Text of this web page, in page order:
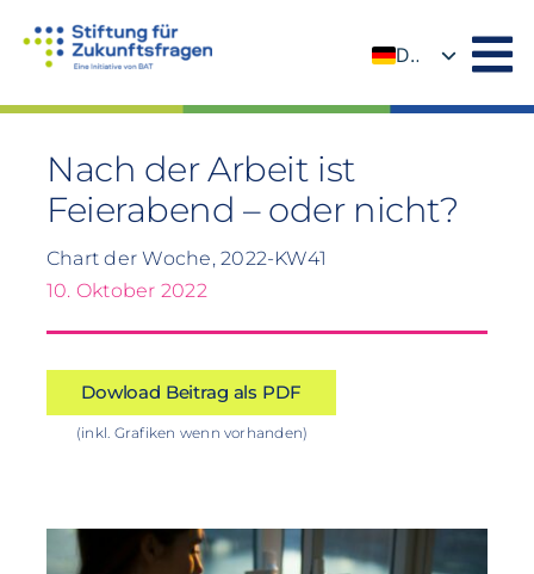
Inhalt
DE
Nach der Arbeit ist
Feierabend – oder nicht?
Chart der Woche, 2022-KW41
10. Oktober 2022
Dowload Beitrag als PDF
(inkl. Grafiken wenn vorhanden)